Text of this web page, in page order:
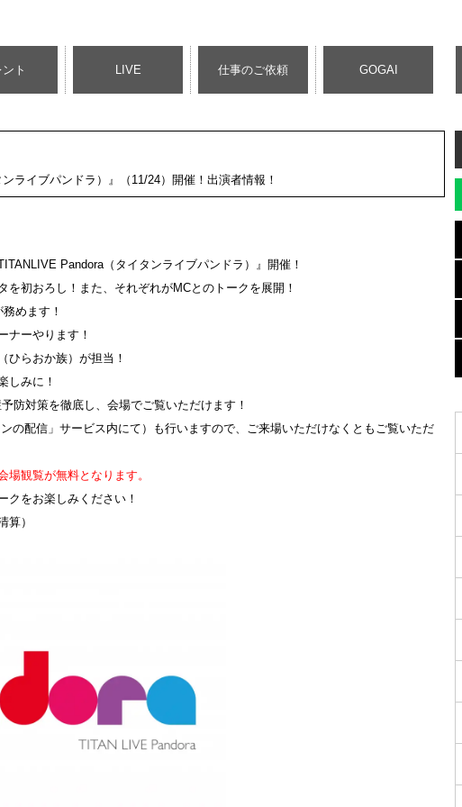
ト LIVE 仕事のご依頼 GOGAI
ライブパンドラ）』（11/24）開催！出演者情報！
Pandora（タイタンライブパンドラ）』開催！
を初おろし！また、それぞれがMCとのトークを展開！
めます！
ナーやります！
ひらおか族）が担当！
しみに！
防対策を徹底し、会場でご覧いただけます！
の配信」サービス内にて）も行いますので、ご来場いただけなくともご覧いただ
観覧が無料となります。
クをお楽しみください！
算）